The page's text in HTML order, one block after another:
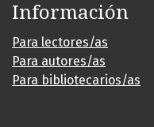
Información
Para lectores/as
Para autores/as
Para bibliotecarios/as